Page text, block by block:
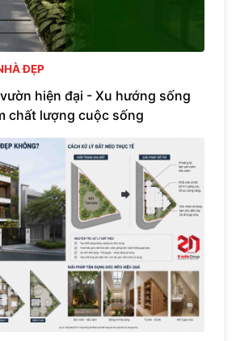
ĐẸP
hiện đại - Xu hướng sống
chất lượng cuộc sống